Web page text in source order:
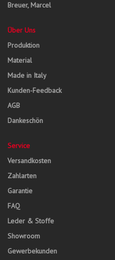
Breuer, Marcel
Über Uns
Produktion
Material
Made in Italy
Kunden-Feedback
AGB
Dankeschön
Service
Versandkosten
Zahlarten
Garantie
FAQ
Leder & Stoffe
Showroom
Gewerbekunden